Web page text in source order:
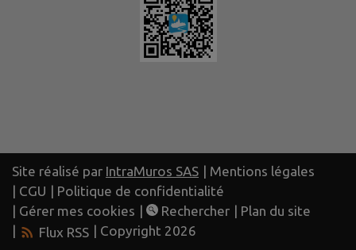
Site réalisé par IntraMuros SAS | Mentions légales
| CGU | Politique de confidentialité
| Gérer mes cookies | Rechercher | Plan du site
|
Flux RSS | Copyright 2026